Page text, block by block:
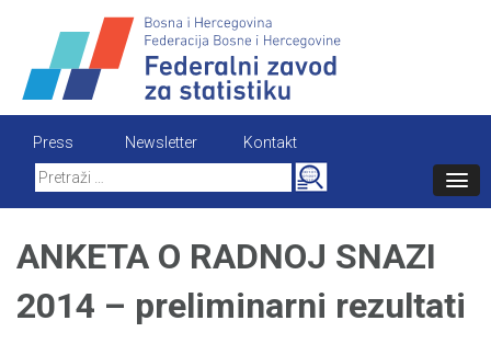
content
Press Newsletter
Kontakt
Search
for:
ANKETA O RADNOJ SNAZI
2014 – preliminarni rezultati